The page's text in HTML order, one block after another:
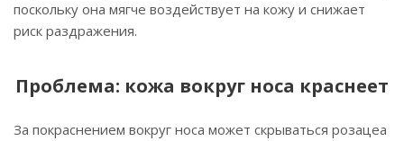
поскольку она мягче воздействует на кожу и снижает
риск раздражения.
Проблема: кожа вокруг носа краснеет
За покраснением вокруг носа может скрываться розацеа